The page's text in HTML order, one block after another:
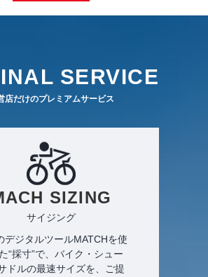
SERVICE
店だけのプレミアムサービス
SIZING
サイジング
デジタルツールMATCHを使
“採寸”で、バイク・シュー
ドルの最速サイズを、ご提